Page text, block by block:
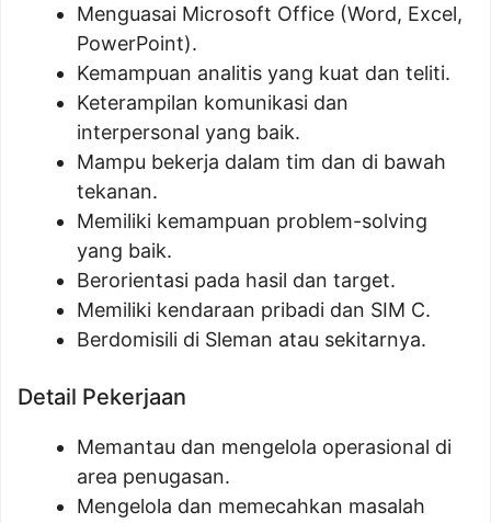
Menguasai Microsoft Office (Word, Excel,
PowerPoint).
Kemampuan analitis yang kuat dan teliti.
Keterampilan komunikasi dan
interpersonal yang baik.
Mampu bekerja dalam tim dan di bawah
tekanan.
Memiliki kemampuan problem-solving
yang baik.
Berorientasi pada hasil dan target.
Memiliki kendaraan pribadi dan SIM C.
Berdomisili di Sleman atau sekitarnya.
Detail Pekerjaan
Memantau dan mengelola operasional di
area penugasan.
Mengelola dan memecahkan masalah